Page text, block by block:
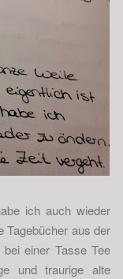
ich auch wieder
Tagebücher aus der
einer Tasse Tee
und traurige alte